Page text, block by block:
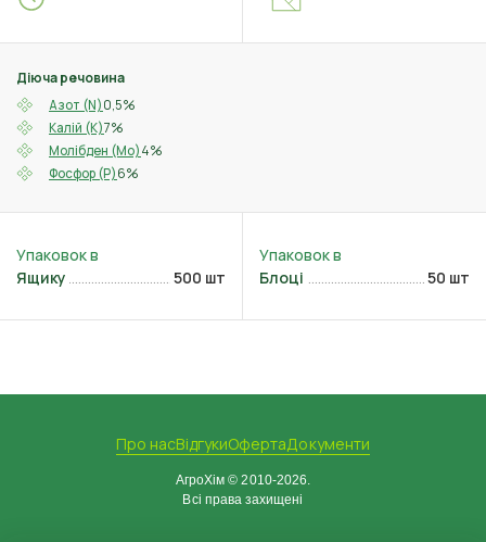
Діюча речовина
Азот (N) 0,5%
Калій (K)7%
Молібден (Mo) 4%
Фосфор (P) 6%
Ящику 500 шт Блоці 50 шт
Про насВідгукиОфертаДокументи
АгроХім © 2010-2026.
Всі права захищені